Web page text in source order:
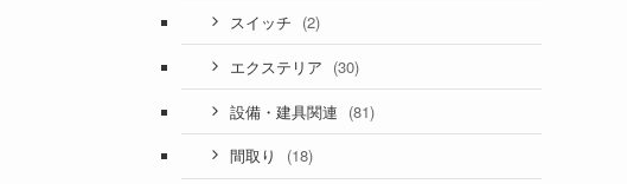
スイッチ (2)
エクステリア (30)
設備・建具関連 (81)
間取り (18)